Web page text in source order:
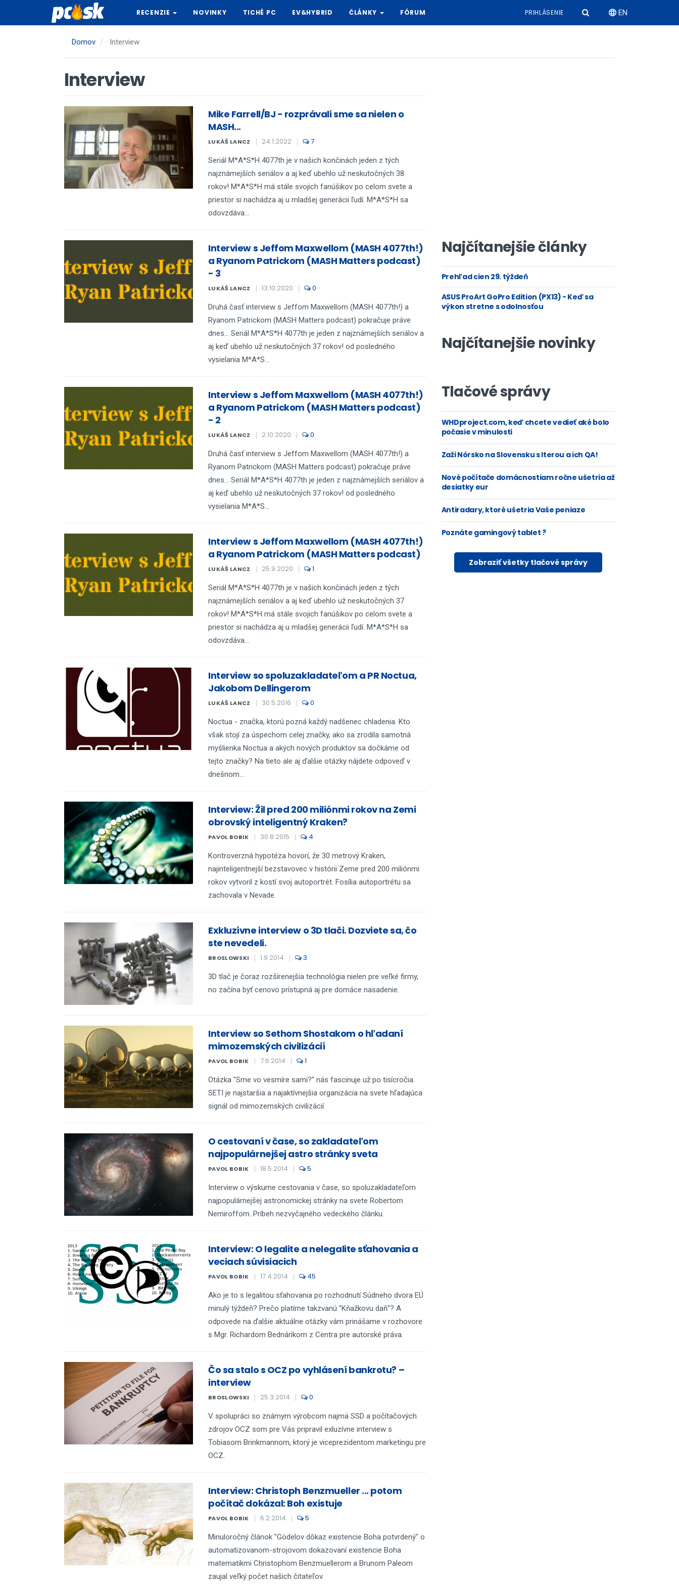
hlavný
RECENZIE NOVINKY TICHÉ PC EV&HYBRID ČLÁNKY FÓRUM PRIHLÁSENIE EN
Domov Interview
Interview
Mike Farrell/BJ - rozprávali sme sa nielen o
MASH...
LUKÁŠ LANCZ 24.1.2022 7
Seriál M*A*S*H 4077th je v našich končinách jeden z tých
najznámejších seriálov a aj keď ubehlo už neskutočných 38
rokov! M*A*S*H má stále svojich fanúšikov po celom svete a
priestor si nachádza aj u mladšej generácii ľudí. M*A*S*H sa
odovzdáva...
Interview s Jeffom Maxwellom (MASH 4077th!)
a Ryanom Patrickom (MASH Matters podcast)
- 3
LUKÁŠ LANCZ 13.10.2020 0
Druhá časť interview s Jeffom Maxwellom (MASH 4077th!) a
Ryanom Patrickom (MASH Matters podcast) pokračuje práve
dnes... Seriál M*A*S*H 4077th je jeden z najznámejších seriálov a
aj keď ubehlo už neskutočných 37 rokov! od posledného
vysielania M*A*S...
Interview s Jeffom Maxwellom (MASH 4077th!)
a Ryanom Patrickom (MASH Matters podcast)
- 2
LUKÁŠ LANCZ 2.10.2020 0
Druhá časť interview s Jeffom Maxwellom (MASH 4077th!) a
Ryanom Patrickom (MASH Matters podcast) pokračuje práve
dnes... Seriál M*A*S*H 4077th je jeden z najznámejších seriálov a
aj keď ubehlo už neskutočných 37 rokov! od posledného
vysielania M*A*S...
Interview s Jeffom Maxwellom (MASH 4077th!)
a Ryanom Patrickom (MASH Matters podcast)
LUKÁŠ LANCZ 25.9.2020 1
Seriál M*A*S*H 4077th je v našich končinách jeden z tých
najznámejších seriálov a aj keď ubehlo už neskutočných 37
rokov! M*A*S*H má stále svojich fanúšikov po celom svete a
priestor si nachádza aj u mladšej generácii ľudí. M*A*S*H sa
odovzdáva...
Interview so spoluzakladateľom a PR Noctua,
Jakobom Dellingerom
LUKÁŠ LANCZ 30.5.2016 0
Noctua - značka, ktorú pozná každý nadšenec chladenia. Kto
však stojí za úspechom celej značky, ako sa zrodila samotná
myšlienka Noctua a akých nových produktov sa dočkáme od
tejto značky? Na tieto ale aj ďalšie otázky nájdete odpoveď v
dnešnom...
Interview: Žil pred 200 miliónmi rokov na Zemi
obrovský inteligentný Kraken?
PAVOL BOBIK 30.8.2015 4
Kontroverzná hypotéza hovorí, že 30 metrový Kraken,
najinteligentnejší bezstavovec v histórii Zeme pred 200 miliónmi
rokov vytvoril z kostí svoj autoportrét. Fosília autoportrétu sa
zachovala v Nevade.
Exkluzívne interview o 3D tlači. Dozviete sa, čo
ste nevedeli.
BROSLOWSKI 1.9.2014 3
3D tlač je čoraz rozšírenejšia technológia nielen pre veľké firmy,
no začína byť cenovo prístupná aj pre domáce nasadenie.
Interview so Sethom Shostakom o hľadaní
mimozemských civilizácií
PAVOL BOBIK 7.6.2014 1
Otázka "Sme vo vesmíre sami?" nás fascinuje už po tisícročia.
SETI je najstaršia a najaktívnejšia organizácia na svete hľadajúca
signál od mimozemských civilizácií.
O cestovaní v čase, so zakladateľom
najpopulárnejšej astro stránky sveta
PAVOL BOBIK 18.5.2014 5
Interview o výskume cestovania v čase, so spoluzakladateľom
najpopulárnejšej astronomickej stránky na svete Robertom
Nemiroffom. Príbeh nezvyčajného vedeckého článku.
Interview: O legalite a nelegalite sťahovania a
veciach súvisiacich
PAVOL BOBIK 17.4.2014 45
Ako je to s legalitou sťahovania po rozhodnutí Súdneho dvora EÚ
minulý týždeň? Prečo platíme takzvanú "Kňažkovu daň"? A
odpovede na ďalšie aktuálne otázky vám prinášame v rozhovore
s Mgr. Richardom Bednárikom z Centra pre autorské práva.
Čo sa stalo s OCZ po vyhlásení bankrotu? –
interview
BROSLOWSKI 25.3.2014 0
V spolupráci so známym výrobcom najmä SSD a počítačových
zdrojov OCZ som pre Vás pripravil exluzívne interview s
Tobiasom Brinkmannom, ktorý je viceprezidentom marketingu pre
OCZ.
Interview: Christoph Benzmueller ... potom
počítač dokázal: Boh existuje
PAVOL BOBIK 6.2.2014 5
Minuloročný článok "Gödelov dôkaz existencie Boha potvrdený" o
automatizovanom-strojovom dokazovaní existencie Boha
matematikmi Christophom Benzmuellerom a Brunom Paleom
zaujal veľký počet našich čitateľov.
Najčítanejšie články
Prehľad cien 29. týždeň
ASUS ProArt GoPro Edition (PX13) - Keď sa
výkon stretne s odolnosťou
Najčítanejšie novinky
Tlačové správy
WHDproject.com, keď chcete vedieť aké bolo
počasie v minulosti
Zaži Nórsko na Slovensku s Iterou a ich QA!
Nové počítače domácnostiam ročne ušetria až
desiatky eur
Antiradary, ktoré ušetria Vaše peniaze
Poznáte gamingový tablet ?
Zobraziť všetky tlačové správy